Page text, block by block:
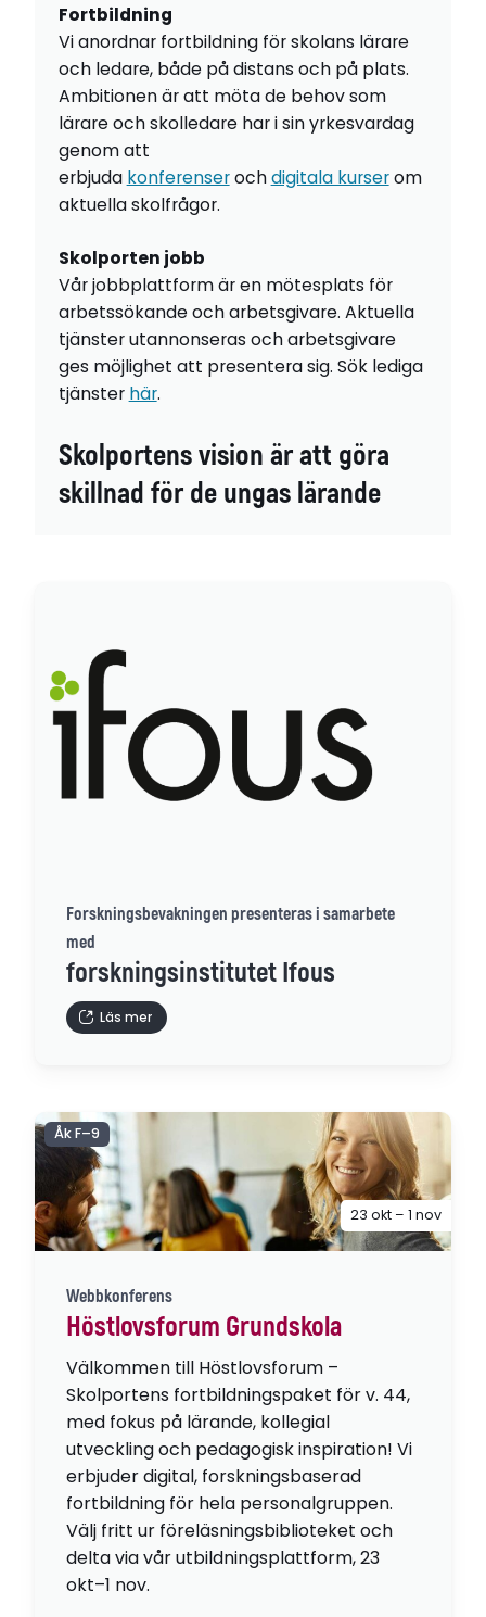
Fortbildning
Vi anordnar fortbildning för skolans lärare
och ledare, både på distans och på plats.
Ambitionen är att möta de behov som
lärare och skolledare har i sin yrkesvardag
genom att
erbjuda konferenserochdigitala kurserom
aktuella skolfrågor.
Skolporten jobb
Vår jobbplattform är en mötesplats för
arbetssökande och arbetsgivare. Aktuella
tjänster utannonseras och arbetsgivare
ges möjlighet att presentera sig. Sök lediga
tjänster här.
Skolportens vision är att göra
skillnad för de ungas lärande
Forskningsbevakningen presenteras i samarbete
med
forskningsinstitutet Ifous
Läs mer
Webbkonferens
Höstlovsforum Grundskola
Välkommen till Höstlovsforum –
Skolportens fortbildningspaket för v. 44,
med fokus på lärande, kollegial
utveckling och pedagogisk inspiration! Vi
erbjuder digital, forskningsbaserad
fortbildning för hela personalgruppen.
Välj fritt ur föreläsningsbiblioteket och
delta via vår utbildningsplattform, 23
okt–1 nov.
Åk F–9
23 okt – 1 nov